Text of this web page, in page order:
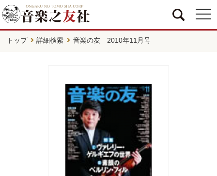
トップ 詳細検索 音楽の友 2010年11月号